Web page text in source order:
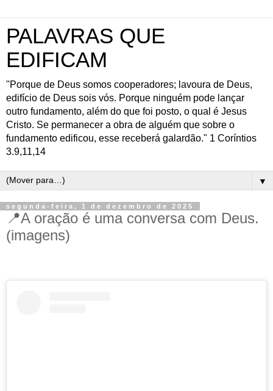
PALAVRAS QUE
EDIFICAM
"Porque de Deus somos cooperadores; lavoura de Deus,
edifício de Deus sois vós. Porque ninguém pode lançar
outro fundamento, além do que foi posto, o qual é Jesus
Cristo. Se permanecer a obra de alguém que sobre o
fundamento edificou, esse receberá galardão." 1 Coríntios
3.9,11,14
▼
segunda-feira, 1 de dezembro de 2025
📍A oração é uma conversa com Deus.
(imagens)